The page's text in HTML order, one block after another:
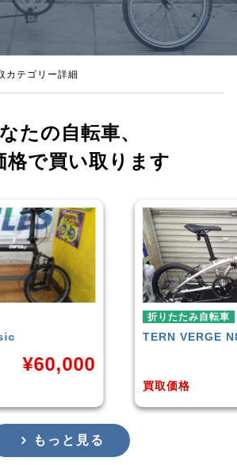
カテゴリー詳細
たの自転車、
格で買い取ります
自転車
N8
¥38,500
折りた
もっと見る